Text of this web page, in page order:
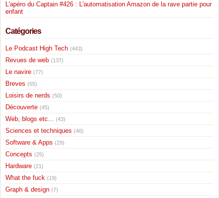
L'apéro du Captain #426 : L'automatisation Amazon de la rave partie pour
enfant
Catégories
Le Podcast High Tech (443)
Revues de web (137)
Le navire (77)
Breves (65)
Loisirs de nerds (50)
Découverte (45)
Web, blogs etc... (43)
Sciences et techniques (40)
Software & Apps (29)
Concepts (25)
Hardware (21)
What the fuck (19)
Graph & design (7)